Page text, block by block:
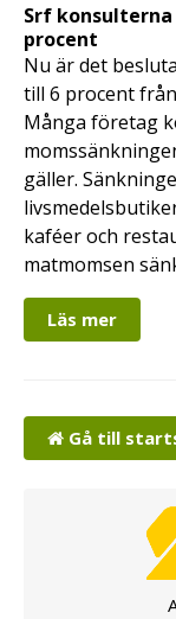
Srf
procent
Nu är det
till 6 procent
Många företag
gäller.
kaféer och
matmomsen
Läs mer
Gå till